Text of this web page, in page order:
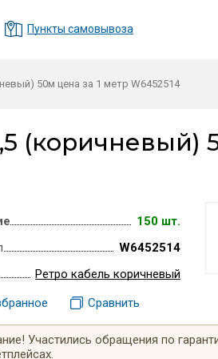
Пункты самовывоза
50м цена за 1 метр W6452514
(коричневый)
150 шт.
W6452514
Ретро кабель коричневый
Сравнить
Участились обращения по